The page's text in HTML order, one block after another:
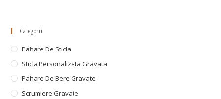
Categorii
Pahare De Sticla
Sticla Personalizata Gravata
Pahare De Bere Gravate
Scrumiere Gravate